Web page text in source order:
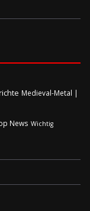
Medieval-Metal |
News Wichtig